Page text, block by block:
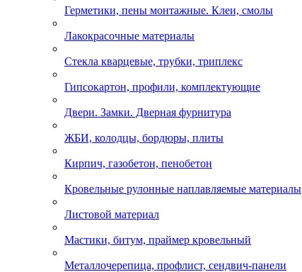
Герметики, пены монтажные. Клеи, смолы
Лакокрасочные материалы
Стекла кварцевые, трубки, триплекс
Гипсокартон, профили, комплектующие
Двери. Замки. Дверная фурнитура
ЖБИ, колодцы, бордюры, плиты
Кирпич, газобетон, пенобетон
Кровельные рулонные наплавляемые материалы
Листовой материал
Мастики, битум, праймер кровельный
Металлочерепица, профлист, сендвич-панели